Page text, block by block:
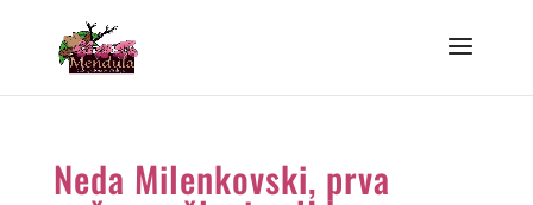
Neda Milenkovski, prva